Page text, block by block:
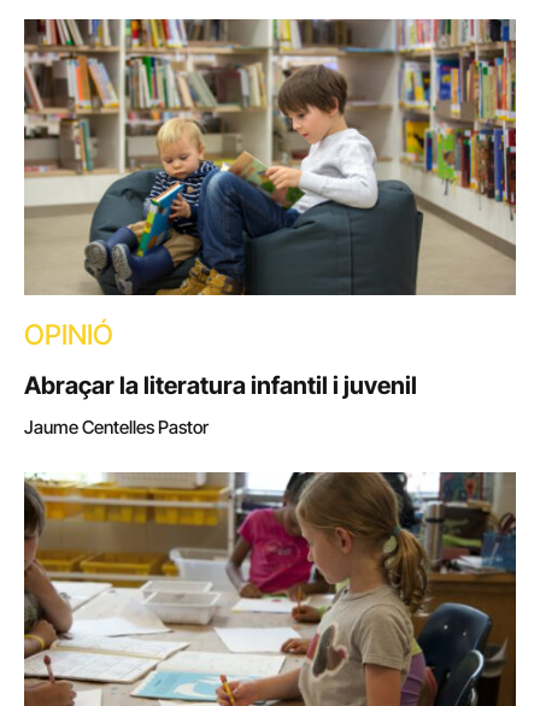
OPINIÓ
Abraçar la literatura infantil i juvenil
Jaume Centelles Pastor